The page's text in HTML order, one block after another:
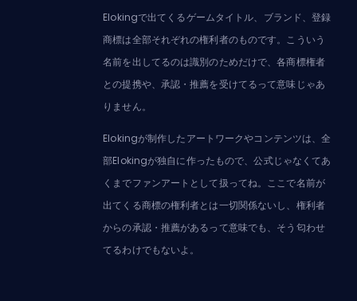
Elokingで出てくるゲームタイトル、ブランド、登録
商標は全部それぞれの権利者のものです。こういう
名前を出してるのは識別のためだけで、各商標権者
との提携や、承認・推薦を受けてるって意味じゃあ
りません。
Elokingが制作したアートワークやコンテンツは、全
部Elokingが独自に作ったもので、公式じゃなくてあ
くまでファンアートとして扱ってね。ここで名前が
出てくる商標の権利者とは一切関係ないし、権利者
からの承認・推薦があるって意味でも、そう匂わせ
てるわけでもないよ。